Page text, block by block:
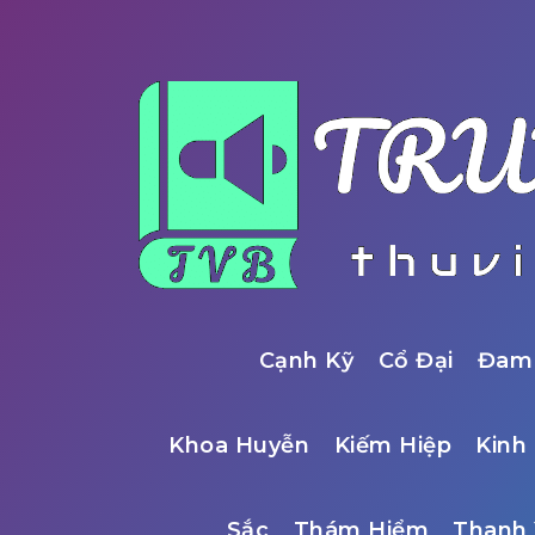
Cạnh Kỹ Cổ Đại
Khoa Huyễn Kiếm Hiệp Kinh